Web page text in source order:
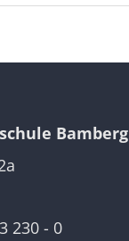
Bamberg
230 - 0